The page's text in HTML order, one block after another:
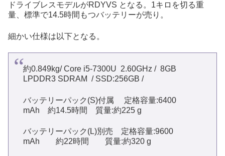
ドライブレスモデルがRDYVS となる。1キロを切る重
量、標準で14.5時間もつバッテリーが売り。
細かい仕様は以下となる。
約0.849kg/ Core i5-7300U 2.60GHz / 8GB
LPDDR3 SDRAM / SSD:256GB /
バッテリーパック(S)付属 定格容量:6400
mAh 約14.5時間 質量:約225 g
バッテリーパック(L)別売 定格容量:9600
mAh 約22時間 質量:約320 g